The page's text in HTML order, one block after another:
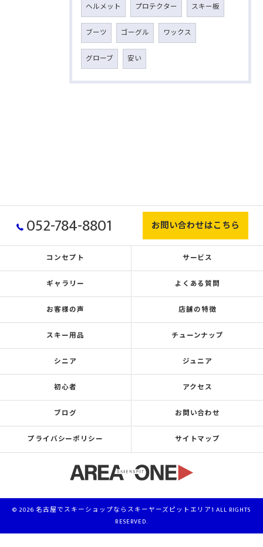
ヘルメット プロテクター スキー板
ブーツ ゴーグル ワックス
グローブ 安い
052-784-8801 お問い合わせはこちら
コンセプト サービス
ギャラリー よくある質問
お客様の声 店舗の特徴
スキー用品 チューンナップ
シニア ジュニア
初心者 アクセス
ブログ お問い合わせ
プライバシーポリシー サイトマップ
© 2026 名古屋でスキーショップならスキーヤーズピットエリア1 ALL RIGHTS
RESERVED.